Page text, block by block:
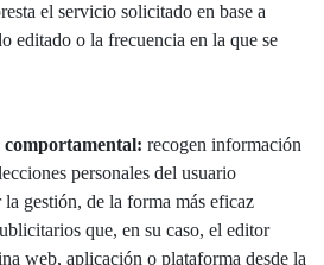
el servicio solicitado en base a
editado o la frecuencia en la que se
recogen información
personales del usuario
gestión, de la forma más eficaz
que, en su caso, el editor
web, aplicación o plataforma desde la